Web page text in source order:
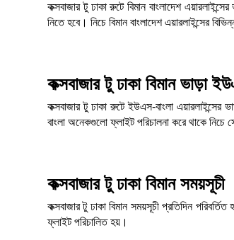
কক্সবাজার টু ঢাকা রুটে বিমান বাংলাদেশ
নিতে হবে। নিচে বিমান বাংলাদেশ এয়ারলাইন্সের
কক্সবাজার টু ঢাকা বিমান ভাড়া
কক্সবাজার টু ঢাকা রুটে ইউএস-বাংলা
বাংলা অনেকগুলো ফ্লাইট পরিচালনা করে থাকে নিচে
কক্সবাজার টু ঢাকা বিমান সময়সূচী
কক্সবাজার টু ঢাকা বিমান সময়সূচী প্রতিদিন
ফ্লাইট পরিচালিত হয়।